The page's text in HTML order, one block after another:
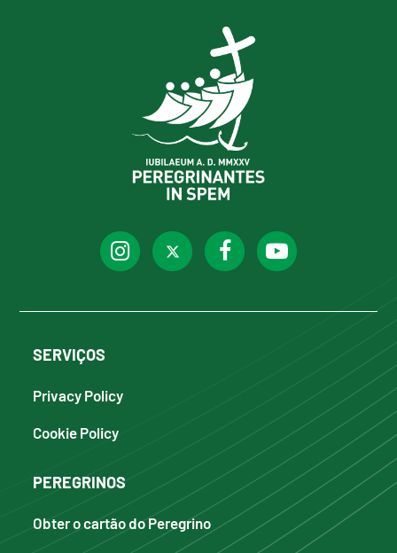
SERVIÇOS
Privacy Policy
Cookie Policy
PEREGRINOS
Obter o cartão do Peregrino